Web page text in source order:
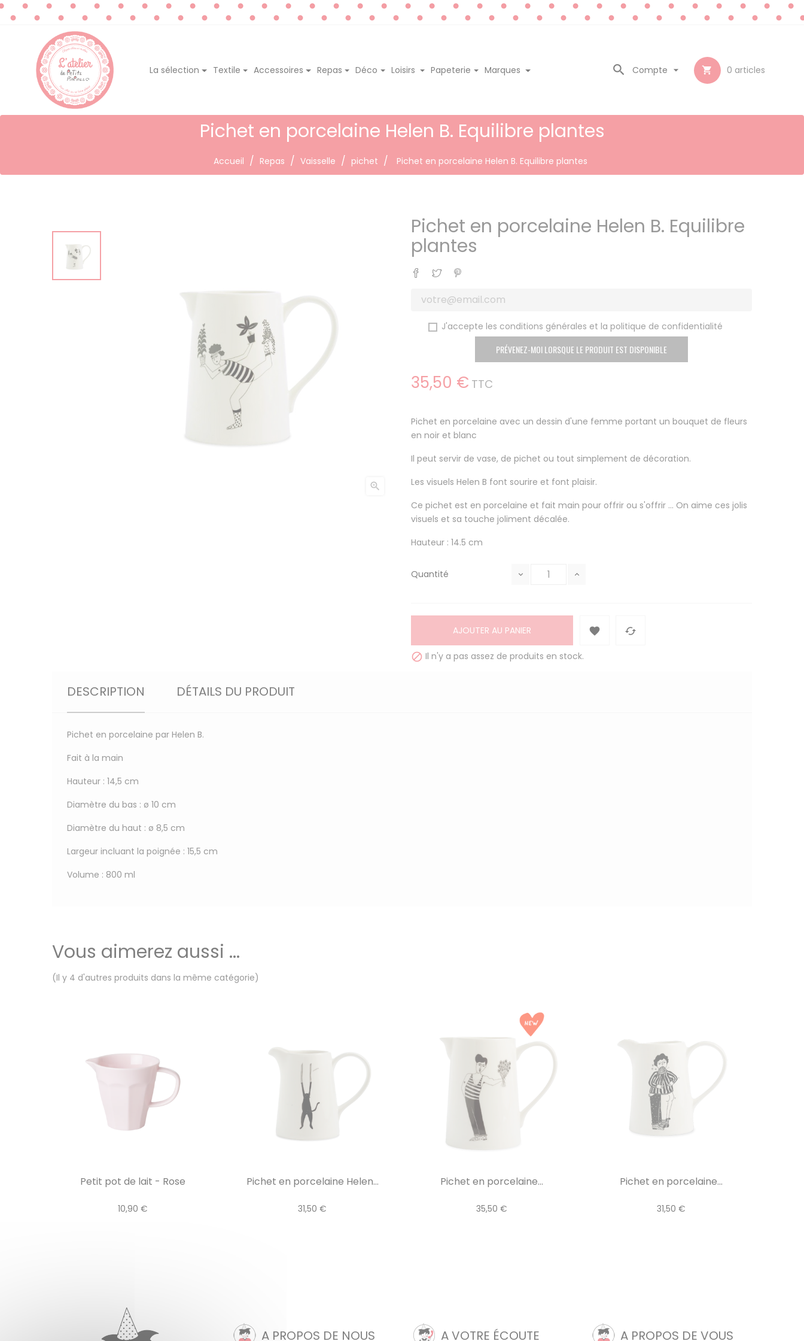
La sélection Textile Accessoires Repas Déco Loisirs Papeterie Marques  0 articles
Compte 

Pichet en porcelaine Helen B. Equilibre plantes
Accueil Repas Vaisselle pichet Pichet en porcelaine Helen B. Equilibre plantes

Pichet en porcelaine Helen B. Equilibre
plantes
Partager
Tweet
J'accepte les conditions générales et la politique de confidentialité
PRÉVENEZ-MOI LORSQUE LE PRODUIT EST DISPONIBLE
35,50 € TTC
Pichet en porcelaine avec un dessin d'une femme portant un bouquet de fleurs
en noir et blanc
Il peut servir de vase, de pichet ou tout simplement de décoration.
Les visuels Helen B font sourire et font plaisir.
Ce pichet est en porcelaine et fait main pour offrir ou s'offrir ... On aime ces jolis
visuels et sa touche joliment décalée.
Hauteur : 14.5 cm
Quantité
AJOUTER AU PANIER  
 Il n'y a pas assez de produits en stock.
DESCRIPTION DÉTAILS DU PRODUIT
Pichet en porcelaine par Helen B.
Fait à la main
Hauteur : 14,5 cm
Diamètre du bas : ø 10 cm
Diamètre du haut : ø 8,5 cm
Largeur incluant la poignée : 15,5 cm
Volume : 800 ml
Vous aimerez aussi ...
(Il y 4 d'autres produits dans la même catégorie)
Petit pot de lait - Rose
10,90 €
Pichet en porcelaine Helen...
31,50 €
Pichet en porcelaine...
35,50 €
Pichet en porcelaine...
31,50 €
A PROPOS DE NOUS A VOTRE ÉCOUTE A PROPOS DE VOUS